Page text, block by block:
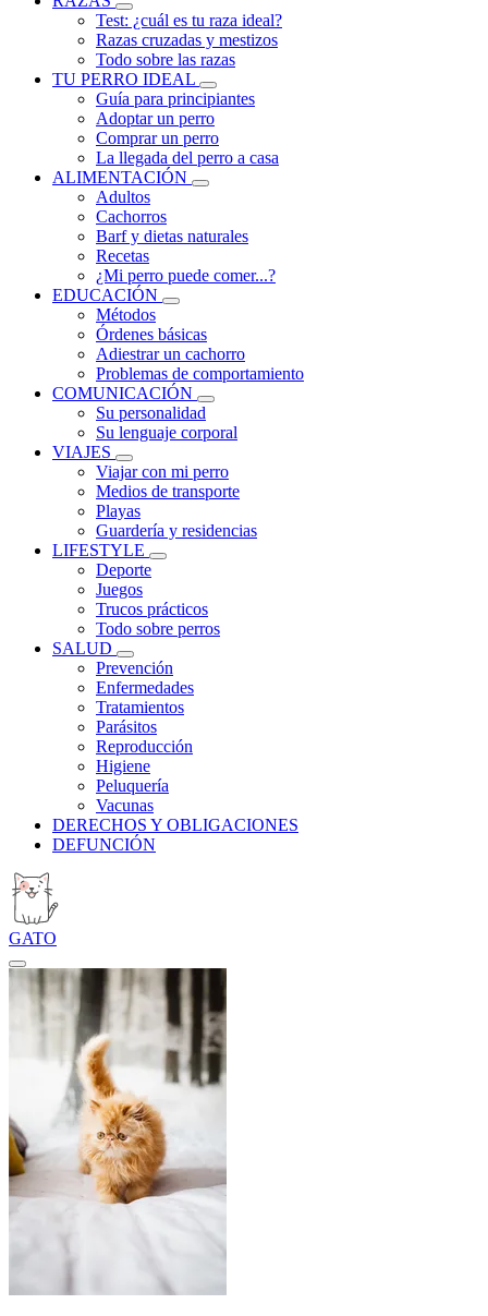
Test: ¿cuál es tu raza ideal?
Razas cruzadas y mestizos
Todo sobre las razas
TU PERRO IDEAL
Guía para principiantes
Adoptar un perro
Comprar un perro
La llegada del perro a casa
ALIMENTACIÓN
Adultos
Cachorros
Barf y dietas naturales
Recetas
¿Mi perro puede comer...?
EDUCACIÓN
Métodos
Órdenes básicas
Adiestrar un cachorro
Problemas de comportamiento
COMUNICACIÓN
Su personalidad
Su lenguaje corporal
VIAJES
Viajar con mi perro
Medios de transporte
Playas
Guardería y residencias
LIFESTYLE
Deporte
Juegos
Trucos prácticos
Todo sobre perros
SALUD
Prevención
Enfermedades
Tratamientos
Parásitos
Reproducción
Higiene
Peluquería
Vacunas
DERECHOS Y OBLIGACIONES
DEFUNCIÓN
GATO